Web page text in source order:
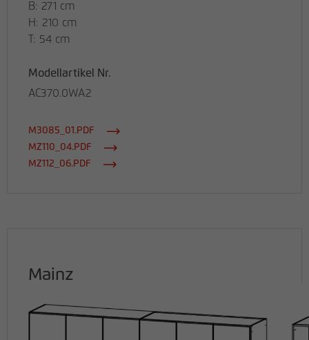
B: 271 cm
H: 210 cm
T: 54 cm
Modellartikel Nr.
AC370.0WA2
M3085_01.PDF
MZ110_04.PDF
MZ112_06.PDF
Mainz